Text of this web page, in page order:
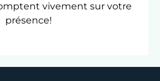
vivement sur votre
présence!